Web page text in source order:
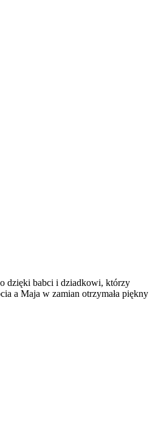
dzięki babci i dziadkowi, którzy
a Maja w zamian otrzymała piękny